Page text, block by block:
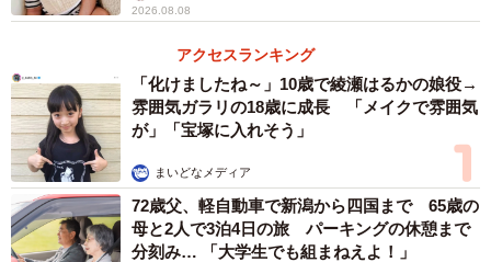
2026.08.08
アクセスランキング
「化けましたね～」10歳で綾瀬はるかの娘役→
雰囲気ガラリの18歳に成長 「メイクで雰囲気
が」「宝塚に入れそう」
まいどなメディア
72歳父、軽自動車で新潟から四国まで 65歳の
母と2人で3泊4日の旅 パーキングの休憩まで
分刻み… 「大学生でも組まねえよ！」